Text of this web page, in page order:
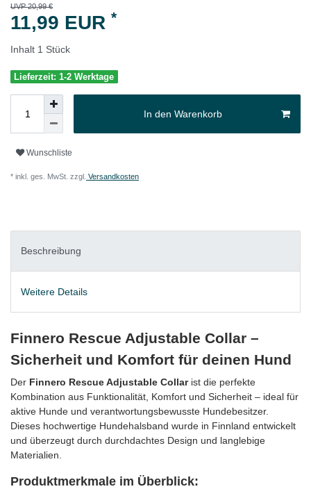
UVP 20,99 €
11,99 EUR *
Inhalt 1 Stück
Lieferzeit: 1-2 Werktage
In den Warenkorb
Wunschliste
* inkl. ges. MwSt. zzgl. Versandkosten
Beschreibung
Weitere Details
Finnero Rescue Adjustable Collar –
Sicherheit und Komfort für deinen Hund
Der Finnero Rescue Adjustable Collarist die perfekte
Kombination aus Funktionalität, Komfort und Sicherheit – ideal für
aktive Hunde und verantwortungsbewusste Hundebesitzer.
Dieses hochwertige Hundehalsband wurde in Finnland entwickelt
und überzeugt durch durchdachtes Design und langlebige
Materialien.
Produktmerkmale im Überblick: